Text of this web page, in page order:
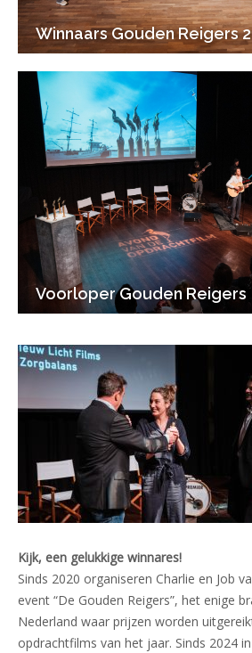
Winnaars Gouden Reigers
Voorloper Gouden Reigers
Kijk, een gelukkige winnares!
Sinds 2020 organiseren Charlie en Job
event “De Gouden Reigers”, het enige
Nederland waar prijzen worden
opdrachtfilms van het jaar. Sinds 2024